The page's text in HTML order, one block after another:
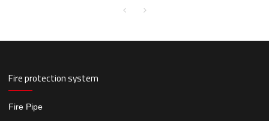
Fire protection system
Fire Pipe